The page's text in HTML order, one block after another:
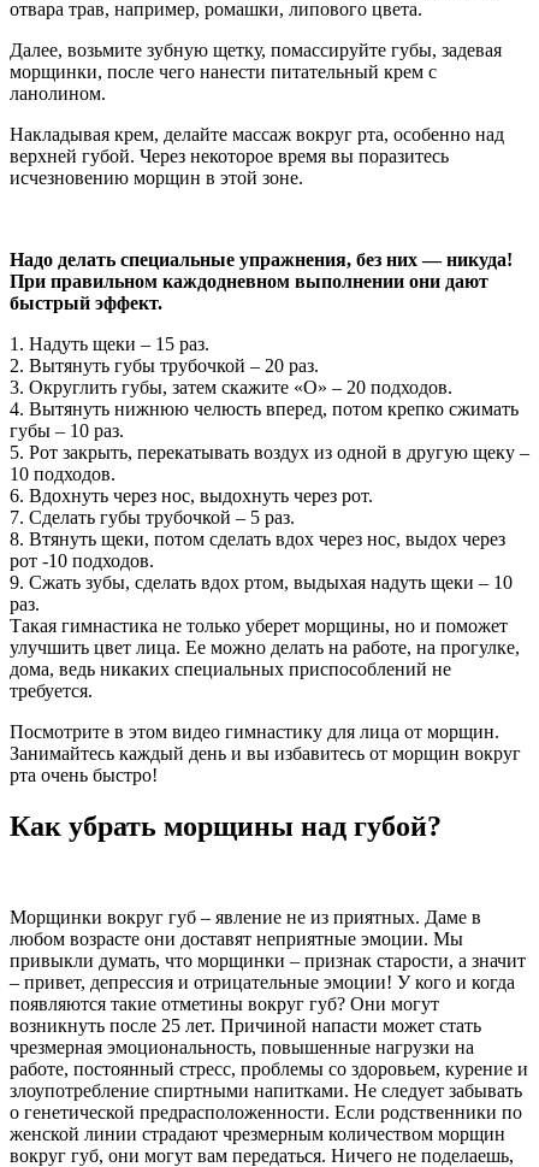
отвара трав, например, ромашки, липового цвета.
Далее, возьмите зубную щетку, помассируйте губы, задевая
морщинки, после чего нанести питательный крем с
ланолином.
Накладывая крем, делайте массаж вокруг рта, особенно над
верхней губой. Через некоторое время вы поразитесь
исчезновению морщин в этой зоне.
Надо делать специальные упражнения, без них — никуда!
При правильном каждодневном выполнении они дают
быстрый эффект.
1. Надуть щеки – 15 раз.
2. Вытянуть губы трубочкой – 20 раз.
3. Округлить губы, затем скажите «О» – 20 подходов.
4. Вытянуть нижнюю челюсть вперед, потом крепко сжимать
губы – 10 раз.
5. Рот закрыть, перекатывать воздух из одной в другую щеку –
10 подходов.
6. Вдохнуть через нос, выдохнуть через рот.
7. Сделать губы трубочкой – 5 раз.
8. Втянуть щеки, потом сделать вдох через нос, выдох через
рот -10 подходов.
9. Сжать зубы, сделать вдох ртом, выдыхая надуть щеки – 10
раз.
Такая гимнастика не только уберет морщины, но и поможет
улучшить цвет лица. Ее можно делать на работе, на прогулке,
дома, ведь никаких специальных приспособлений не
требуется.
Посмотрите в этом видео гимнастику для лица от морщин.
Занимайтесь каждый день и вы избавитесь от морщин вокруг
рта очень быстро!
Как убрать морщины над губой?
Морщинки вокруг губ – явление не из приятных. Даме в
любом возрасте они доставят неприятные эмоции. Мы
привыкли думать, что морщинки – признак старости, а значит
– привет, депрессия и отрицательные эмоции! У кого и когда
появляются такие отметины вокруг губ? Они могут
возникнуть после 25 лет. Причиной напасти может стать
чрезмерная эмоциональность, повышенные нагрузки на
работе, постоянный стресс, проблемы со здоровьем, курение и
злоупотребление спиртными напитками. Не следует забывать
о генетической предрасположенности. Если родственники по
женской линии страдают чрезмерным количеством морщин
вокруг губ, они могут вам передаться. Ничего не поделаешь,